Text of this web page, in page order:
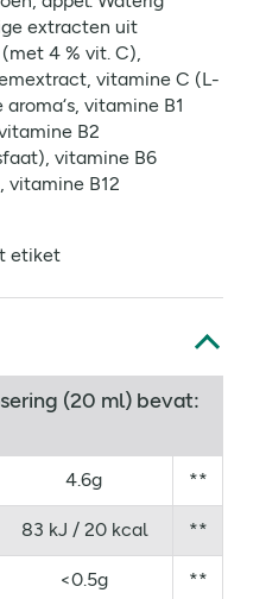
extracten uit
4 % vit. C),
vitamine C (L-
vitamine B1
B2
vitamine B6
vitamine B12
etiket
(20 ml) bevat:
4.6g **
83 kJ / 20 kcal **
<0.5g **